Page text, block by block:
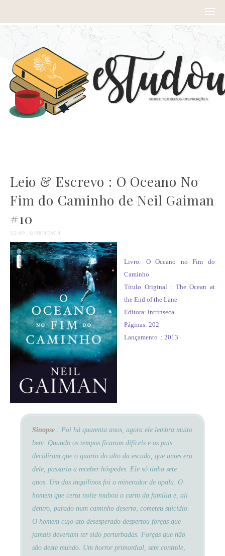
Leio & Escrevo : O Oceano No
Fim do Caminho de Neil Gaiman
#10
10:49 UNKNOWN
Livro: O Oceano no Fim do
Caminho
Título Original : The Ocean at
the End of the Lane
Editora: intrínseca
Páginas: 202
Lançamento : 2013
Sinopse : Foi há quarenta anos, agora ele lembra muito
bem. Quando os tempos ficaram difíceis e os pais
decidiram que o quarto do alto da escada, que antes era
dele, passaria a receber hóspedes. Ele só tinha sete
anos. Um dos inquilinos foi o minerador de opala. O
homem que certa noite roubou o carro da família e, ali
dentro, parado num caminho deserto, cometeu suicídio.
O homem cujo ato desesperado despertou forças que
jamais deveriam ter sido perturbadas. Forças que não
são deste mundo. Um horror primordial, sem controle,